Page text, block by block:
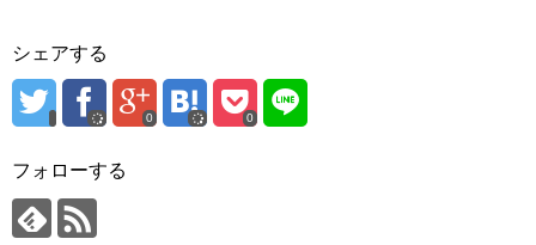
シェアする
0 0
フォローする